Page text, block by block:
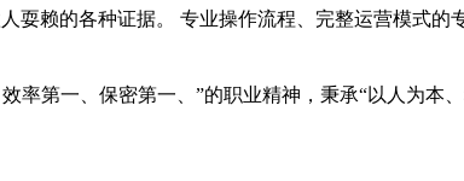
赖的各种证据。 专业操作流程、完整运营模式的
率第一、保密第一、”的职业精神，秉承“以人为本